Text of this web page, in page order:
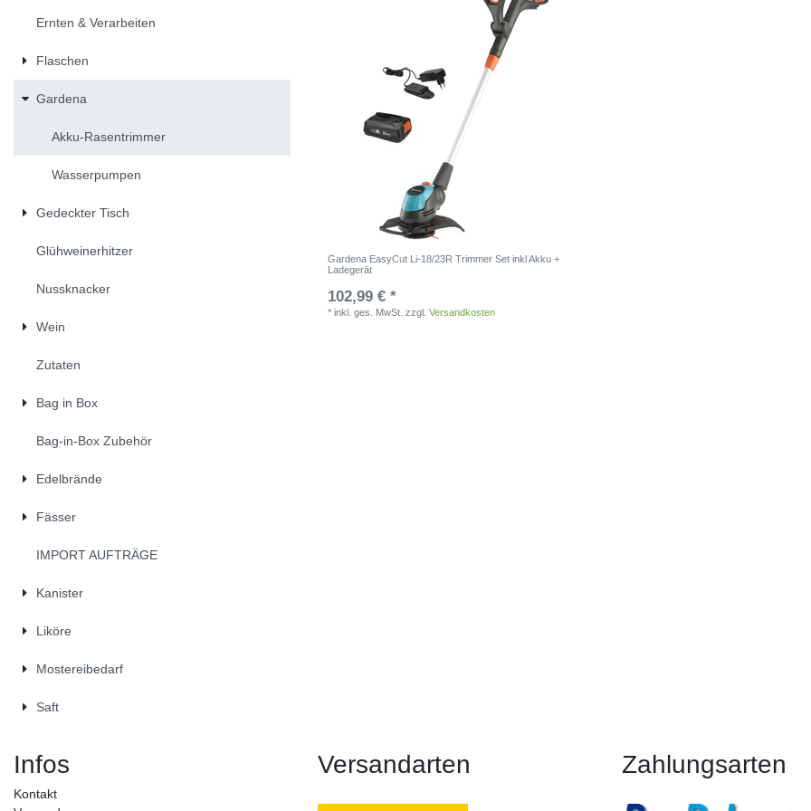
Ernten & Verarbeiten
Flaschen
Gardena
Akku-Rasentrimmer
Wasserpumpen
Gedeckter Tisch
Glühweinerhitzer
Nussknacker
Wein
Zutaten
Bag in Box
Bag-in-Box Zubehör
Edelbrände
Fässer
IMPORT AUFTRÄGE
Kanister
Liköre
Mostereibedarf
Saft
Gardena EasyCut Li-18/23R Trimmer Set inkl Akku +
Ladegerät
102,99 € *
*inkl. ges. MwSt. zzgl.Versandkosten
Infos
Kontakt
Versandarten Zahlungsarten